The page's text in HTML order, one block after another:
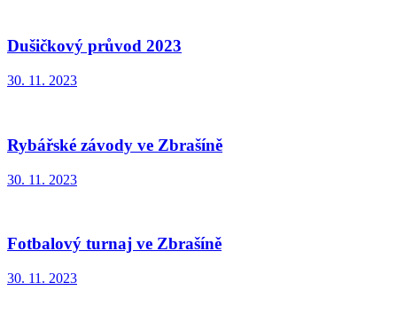
Dušičkový průvod 2023
30. 11. 2023
Rybářské závody ve Zbrašíně
30. 11. 2023
Fotbalový turnaj ve Zbrašíně
30. 11. 2023